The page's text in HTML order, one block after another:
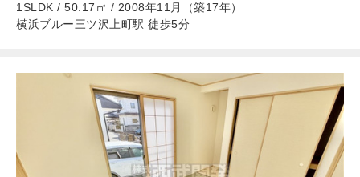
1SLDK / 50.17㎡ / 2008年11月（築17年）
横浜ブルー三ツ沢上町駅 徒歩5分